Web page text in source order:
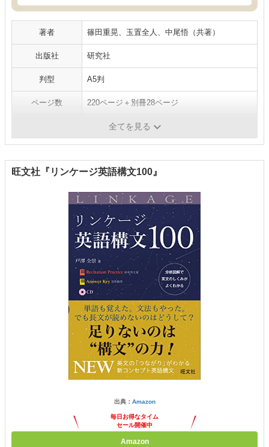
著者 篠田重晃、玉置全人、中尾悟（共著）
出版社 研究社
判型 A5判
ページ数 220ページ＋別冊28ページ
1993年12月全てを見る
旺文社『リンケージ英語構文100』
出典： Amazon
毎日お得なタイム
セール開催中
Amazon